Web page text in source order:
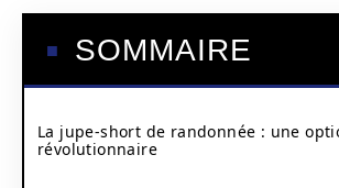
SOMMAIRE
La jupe-short de randonnée : une
révolutionnaire